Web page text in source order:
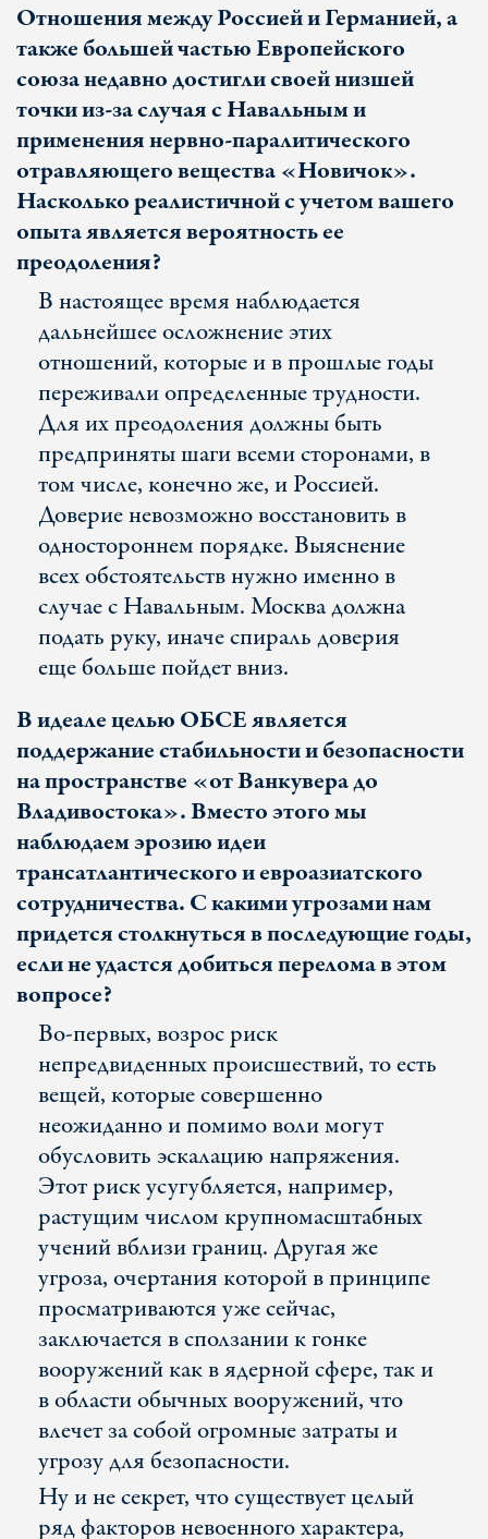
Отношения между Россией и Германией, а
также большей частью Европейского
союза недавно достигли своей низшей
точки из-за случая с Навальным и
применения нервно-паралитического
отравляющего вещества «Новичок».
Насколько реалистичной с учетом вашего
опыта является вероятность ее
преодоления?
В настоящее время наблюдается
дальнейшее осложнение этих
отношений, которые и в прошлые годы
переживали определенные трудности.
Для их преодоления должны быть
предприняты шаги всеми сторонами, в
том числе, конечно же, и Россией.
Доверие невозможно восстановить в
одностороннем порядке. Выяснение
всех обстоятельств нужно именно в
случае с Навальным. Москва должна
подать руку, иначе спираль доверия
еще больше пойдет вниз.
В идеале целью ОБСЕ является
поддержание стабильности и безопасности
на пространстве «от Ванкувера до
Владивостока». Вместо этого мы
наблюдаем эрозию идеи
трансатлантического и евроазиатского
сотрудничества. С какими угрозами нам
придется столкнуться в последующие годы,
если не удастся добиться перелома в этом
вопросе?
Во-первых, возрос риск
непредвиденных происшествий, то есть
вещей, которые совершенно
неожиданно и помимо воли могут
обусловить эскалацию напряжения.
Этот риск усугубляется, например,
растущим числом крупномасштабных
учений вблизи границ. Другая же
угроза, очертания которой в принципе
просматриваются уже сейчас,
заключается в сползании к гонке
вооружений как в ядерной сфере, так и
в области обычных вооружений, что
влечет за собой огромные затраты и
угрозу для безопасности.
Ну и не секрет, что существует целый
ряд факторов невоенного характера,